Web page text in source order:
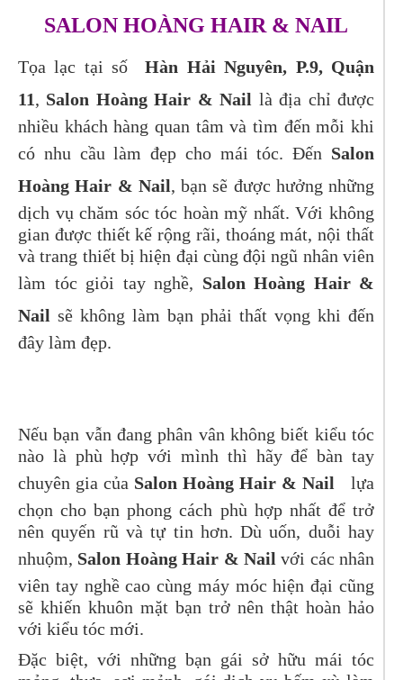
SALON HOÀNG HAIR & NAIL
Tọa lạc tại số
Hàn Hải Nguyên, P.9, Quận
11, Salon Hoàng Hair & Nail là địa chỉ được
nhiều khách hàng quan tâm và tìm đến mỗi khi
có nhu cầu làm đẹp cho mái tóc. Đến Salon
Hoàng Hair & Nail, bạn sẽ được hưởng những
dịch vụ chăm sóc tóc hoàn mỹ nhất. Với không
gian được thiết kế rộng rãi, thoáng mát, nội thất
và trang thiết bị hiện đại cùng đội ngũ nhân viên
làm tóc giỏi tay nghề, Salon Hoàng Hair &
Nail sẽ không làm bạn phải thất vọng khi đến
đây làm đẹp.
Nếu bạn vẫn đang phân vân không biết kiểu tóc
nào là phù hợp với mình thì hãy để bàn tay
chuyên gia của Salon Hoàng Hair & Nail lựa
chọn cho bạn phong cách phù hợp nhất để trở
nên quyến rũ và tự tin hơn. Dù uốn, duỗi hay
nhuộm, Salon Hoàng Hair & Nail với các nhân
viên tay nghề cao cùng máy móc hiện đại cũng
sẽ khiến khuôn mặt bạn trở nên thật hoàn hảo
với kiểu tóc mới.
Đặc biệt, với những bạn gái sở hữu mái tóc